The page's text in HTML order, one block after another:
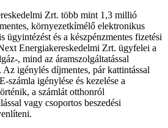
Zrt. több mint 1,3 millió
környezetkímélő elektronikus
ügyintézést és a készpénzmentes fizetési
Energiakereskedelmi Zrt. ügyfelei a
, mind az áramszolgáltatással
igénylés díjmentes, pár kattintással
igénylése és kezelése a
a számlát otthonról
vagy csoportos beszedési